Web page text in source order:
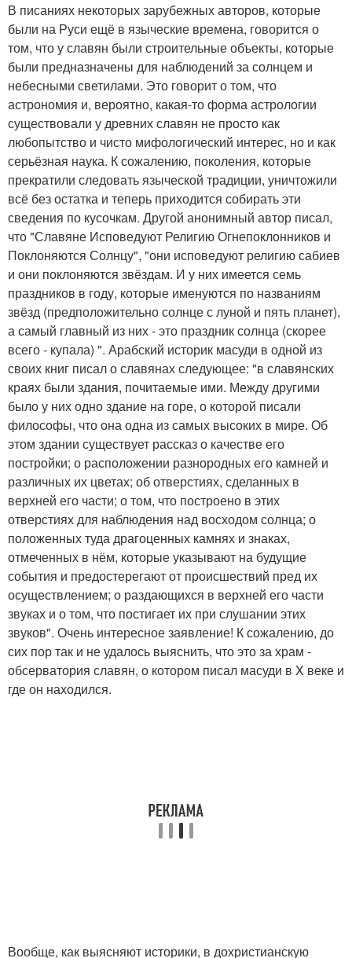
В писаниях некоторых зарубежных авторов, которые
были на Руси ещё в языческие времена, говорится о
том, что у славян были строительные объекты, которые
были предназначены для наблюдений за солнцем и
небесными светилами. Это говорит о том, что
астрономия и, вероятно, какая-то форма астрологии
существовали у древних славян не просто как
любопытство и чисто мифологический интерес, но и как
серьёзная наука. К сожалению, поколения, которые
прекратили следовать языческой традиции, уничтожили
всё без остатка и теперь приходится собирать эти
сведения по кусочкам. Другой анонимный автор писал,
что "Славяне Исповедуют Религию Огнепоклонников и
Поклоняются Солнцу", "они исповедуют религию сабиев
и они поклоняются звёздам. И у них имеется семь
праздников в году, которые именуются по названиям
звёзд (предположительно солнце с луной и пять планет),
а самый главный из них - это праздник солнца (скорее
всего - купала) ". Арабский историк масуди в одной из
своих книг писал о славянах следующее: "в славянских
краях были здания, почитаемые ими. Между другими
было у них одно здание на горе, о которой писали
философы, что она одна из самых высоких в мире. Об
этом здании существует рассказ о качестве его
постройки; о расположении разнородных его камней и
различных их цветах; об отверстиях, сделанных в
верхней его части; о том, что построено в этих
отверстиях для наблюдения над восходом солнца; о
положенных туда драгоценных камнях и знаках,
отмеченных в нём, которые указывают на будущие
события и предостерегают от происшествий пред их
осуществлением; о раздающихся в верхней его части
звуках и о том, что постигает их при слушании этих
звуков". Очень интересное заявление! К сожалению, до
сих пор так и не удалось выяснить, что это за храм -
обсерватория славян, о котором писал масуди в X веке и
где он находился.
Вообще, как выясняют историки, в дохристианскую